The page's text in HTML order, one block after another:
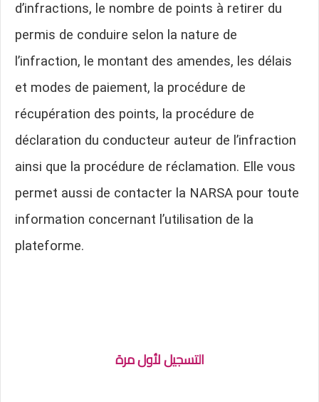
d’infractions, le nombre de points à retirer du
permis de conduire selon la nature de
l’infraction, le montant des amendes, les délais
et modes de paiement, la procédure de
récupération des points, la procédure de
déclaration du conducteur auteur de l’infraction
ainsi que la procédure de réclamation. Elle vous
permet aussi de contacter la NARSA pour toute
information concernant l’utilisation de la
plateforme.
التسجيل لأول مرة